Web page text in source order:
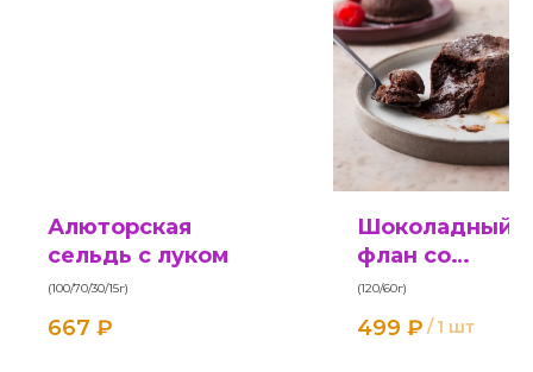
Алюторская
сельдь с луком
(100/70/30/15г)
667 ₽
Шоколадный
флан со
сливочным
мороженным
(120/60г)
499 ₽ / 1 шт